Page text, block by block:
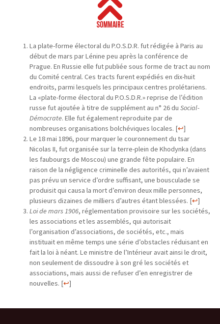
La plate-forme électoral du P.O.S.D.R. fut rédigée à Paris au
début de mars par Lénine peu après la conférence de
Prague. En Russie elle fut publiée sous forme de tract au nom
du Comité central. Ces tracts furent expédiés en dix-huit
endroits, parmi lesquels les principaux centres prolétariens.
La «plate-forme électoral du P.O.S.D.R.» reprise de l’édition
russe fut ajoutée à titre de supplément au n° 26 du Social-
Démocrate. Elle fut également reproduite par de
nombreuses organisations bolchéviques locales. [↩]
Le 18 mai 1896, pour marquer le couronnement du tsar
Nicolas II, fut organisée sur la terre-plein de Khodynka (dans
les faubourgs de Moscou) une grande fête populaire. En
raison de la négligence criminelle des autorités, qui n’avaient
pas prévu un service d’ordre suffisant, une bousculade se
produisit qui causa la mort d’environ deux mille personnes,
plusieurs dizaines de milliers d’autres étant blessées. [↩]
Loi de mars 1906, réglementation provisoire sur les sociétés,
les associations et les assemblés, qui autorisait
l’organisation d’associations, de sociétés, etc., mais
instituait en même temps une série d’obstacles réduisant en
fait la loi à néant. Le ministre de l’Intérieur avait ainsi le droit,
non seulement de dissoudre à son gré les sociétés et
associations, mais aussi de refuser d’en enregistrer de
nouvelles. [↩]